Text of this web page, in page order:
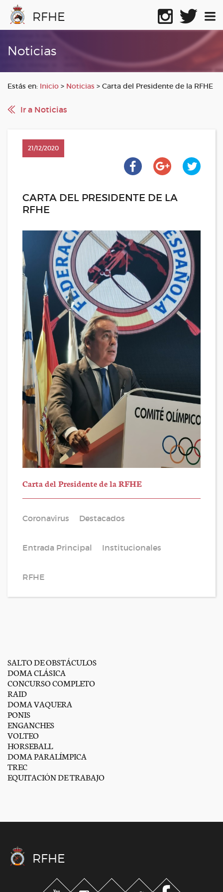
RFHE
Noticias
Estás en: Inicio > Noticias > Carta del Presidente de la RFHE
Ir a Noticias
21/12/2020
CARTA DEL PRESIDENTE DE LA
RFHE
Carta del Presidente de la RFHE
Coronavirus Destacados
Entrada Principal Institucionales
RFHE
SALTO DE OBSTÁCULOS
DOMA CLÁSICA
CONCURSO COMPLETO
RAID
DOMA VAQUERA
PONIS
ENGANCHES
VOLTEO
HORSEBALL
DOMA PARALÍMPICA
TREC
EQUITACIÓN DE TRABAJO
RFHE